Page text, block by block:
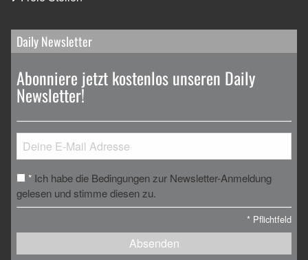
Daily Newsletter
Abonniere jetzt kostenlos unseren Daily
Newsletter!
* Ich habe die Bedingungen zur Newsletter-Anmeldung
gelesen und stimme diesen zu.
* Pflichtfeld
Absenden